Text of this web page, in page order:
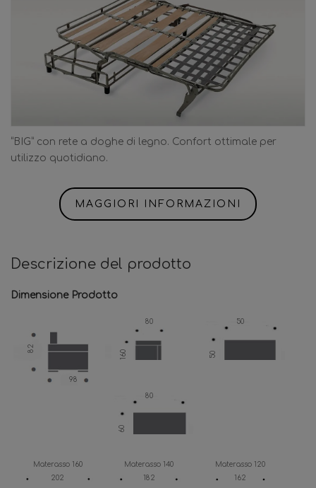
“BIG” con rete a doghe di legno. Confort ottimale per
utilizzo quotidiano.
MAGGIORI INFORMAZIONI
Descrizione del prodotto
Dimensione Prodotto
82
98
80
160
50
50
80
60
Materasso 160
202
Materasso 140
182
Materasso 120
162